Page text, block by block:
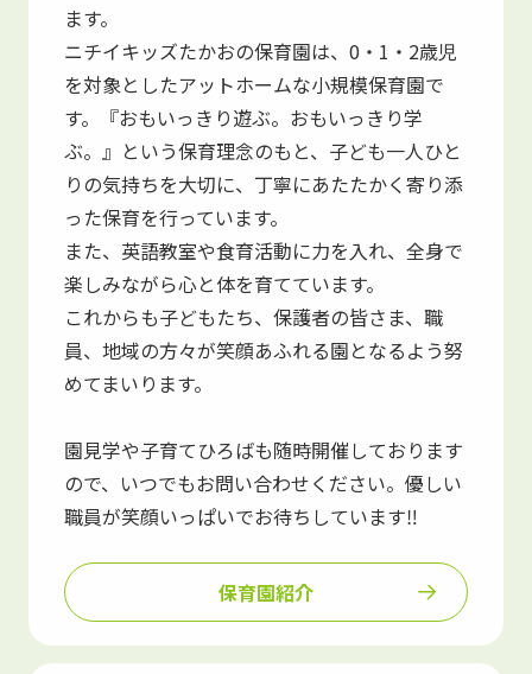
ます。
ニチイキッズたかおの保育園は、0・1・2歳児
を対象としたアットホームな小規模保育園で
す。『おもいっきり遊ぶ。おもいっきり学
ぶ。』という保育理念のもと、子ども一人ひと
りの気持ちを大切に、丁寧にあたたかく寄り添
った保育を行っています。
また、英語教室や食育活動に力を入れ、全身で
楽しみながら心と体を育てています。
これからも子どもたち、保護者の皆さま、職
員、地域の方々が笑顔あふれる園となるよう努
めてまいります。
園見学や子育てひろばも随時開催しております
ので、いつでもお問い合わせください。優しい
職員が笑顔いっぱいでお待ちしています‼
保育園紹介